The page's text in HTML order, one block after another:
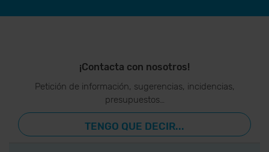
¡Contacta con nosotros!
Petición de información, sugerencias, incidencias,
presupuestos…
TENGO QUE DECIR...